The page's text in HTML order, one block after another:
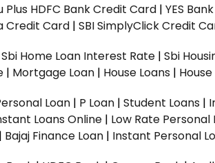
Plus HDFC Bank Credit Card | YES
Credit Card | SBI SimplyClick Credit
Sbi Home Loan Interest Rate | Sbi
| Mortgage Loan | House Loans |
Loan | P Loan | Student Loans |
Loans Online | Low Rate Personal
| Bajaj Finance Loan | Instant Personal